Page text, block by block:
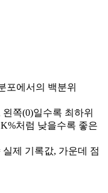
포에서의 백분위
쪽(0)일수록 최하위
처럼 낮을수록 좋은
제 기록값, 가운데 점